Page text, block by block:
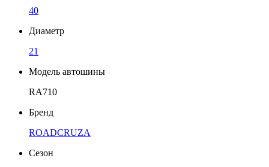
40
Диаметр
21
Модель автошины
RA710
Бренд
ROADCRUZA
Сезон